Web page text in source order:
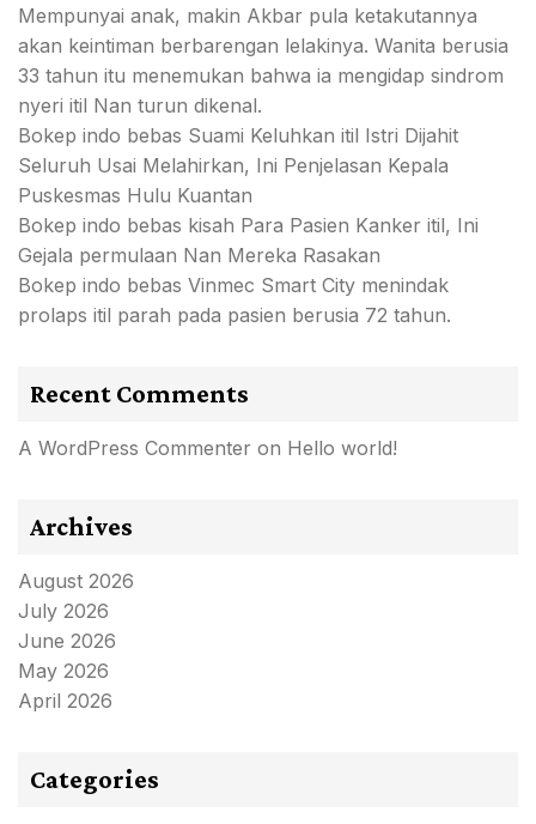
Mempunyai anak, makin Akbar pula ketakutannya
akan keintiman berbarengan lelakinya. Wanita berusia
33 tahun itu menemukan bahwa ia mengidap sindrom
nyeri itil Nan turun dikenal.
Bokep indo bebas Suami Keluhkan itil Istri Dijahit
Seluruh Usai Melahirkan, Ini Penjelasan Kepala
Puskesmas Hulu Kuantan
Bokep indo bebas kisah Para Pasien Kanker itil, Ini
Gejala permulaan Nan Mereka Rasakan
Bokep indo bebas Vinmec Smart City menindak
prolaps itil parah pada pasien berusia 72 tahun.
Recent Comments
A WordPress Commenter on Hello world!
Archives
August 2026
July 2026
June 2026
May 2026
April 2026
Categories